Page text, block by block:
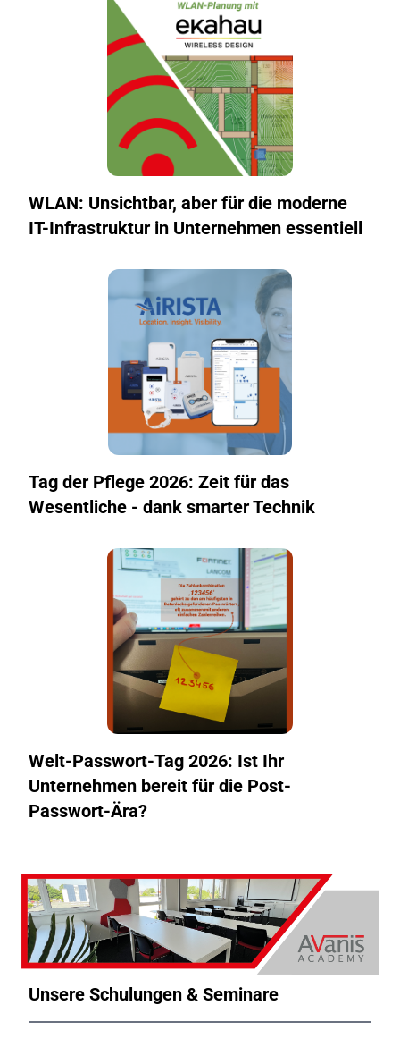
WLAN: Unsichtbar, aber für die moderne
IT-Infrastruktur in Unternehmen essentiell
Tag der Pflege 2026: Zeit für das
Wesentliche - dank smarter Technik
Welt-Passwort-Tag 2026: Ist Ihr
Unternehmen bereit für die Post-
Passwort-Ära?
Unsere Schulungen & Seminare